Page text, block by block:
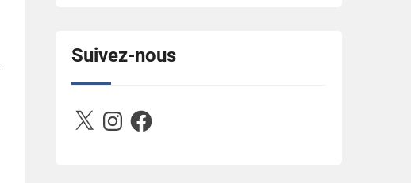
503716673157532-
2788222864243652657-n.jpg"
alt="Between D&R" style="border:none;" />
Suivez-nous
X InstagramFacebook